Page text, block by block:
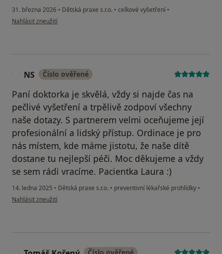
31. března 2026 • Dětská praxe s.r.o. • celkové vyšetření •
podle názoru uživatele Vanesa Abramova
Nahlásit zneužití
NS Číslo ověřené
Paní doktorka je skvělá, vždy si najde čas na
pečlivé vyšetření a trpělivě zodpoví všechny
naše dotazy. S partnerem velmi oceňujeme její
profesionální a lidský přístup. Ordinace je pro
nás místem, kde máme jistotu, že naše dítě
dostane tu nejlepší péči. Moc děkujeme a vždy
se sem rádi vracíme. Pacientka Laura :)
14. ledna 2025 • Dětská praxe s.r.o. • preventivní lékařské prohlídky •
podle názoru uživatele NS
Nahlásit zneužití